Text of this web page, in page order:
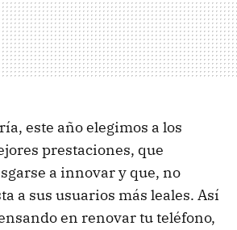
este año elegimos a los
prestaciones, que
a innovar y que, no
a sus usuarios más leales. Así
en renovar tu teléfono,